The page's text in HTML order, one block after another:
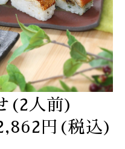
(2人前)
円(税込)